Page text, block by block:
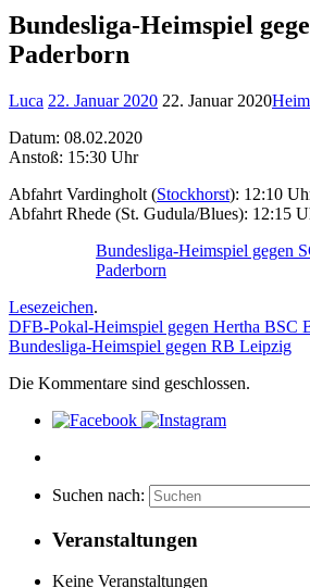
Bundesliga-Heimspiel
Paderborn
Luca 22. Januar 2020 22. Januar 2020
Datum: 08.02.2020
Anstoß: 15:30 Uhr
Abfahrt Vardingholt (Stockhorst): 12:10
Abfahrt Rhede (St. Gudula/Blues): 12:15
Bundesliga-Heimspiel gegen
Paderborn
Lesezeichen.
DFB-Pokal-Heimspiel gegen Hertha BSC
Bundesliga-Heimspiel gegen RB Leipzig
Die Kommentare sind geschlossen.
Suchen nach:
Veranstaltungen
Keine Veranstaltungen